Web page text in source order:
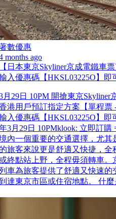
數優惠
months ago
日本東京Skyliner京成電鐵車
入優惠碼【HKSL03225O】即
月29日 10PM 開搶東京Skyliner
港用戶預訂指定方案【單程票
入優惠碼【HKSL03225O】即
3月29日 10PMklook: 立即訂
內一個重要的交通選擇，尤
旅客來說更是舒適又快捷，全
終點站上野，全程毋須轉車。
車為旅客提供了舒適又快速
達東京市區或住宿地點。 什